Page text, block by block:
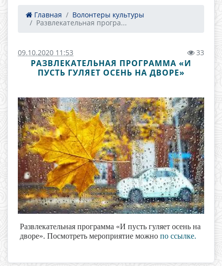
Главная
Волонтеры культуры
Развлекательная програ...
09.10.2020 11:53 33
РАЗВЛЕКАТЕЛЬНАЯ ПРОГРАММА «И
ПУСТЬ ГУЛЯЕТ ОСЕНЬ НА ДВОРЕ»
Развлекательная программа «И пусть гуляет осень на
дворе». Посмотреть мероприятие можно по ссылке.